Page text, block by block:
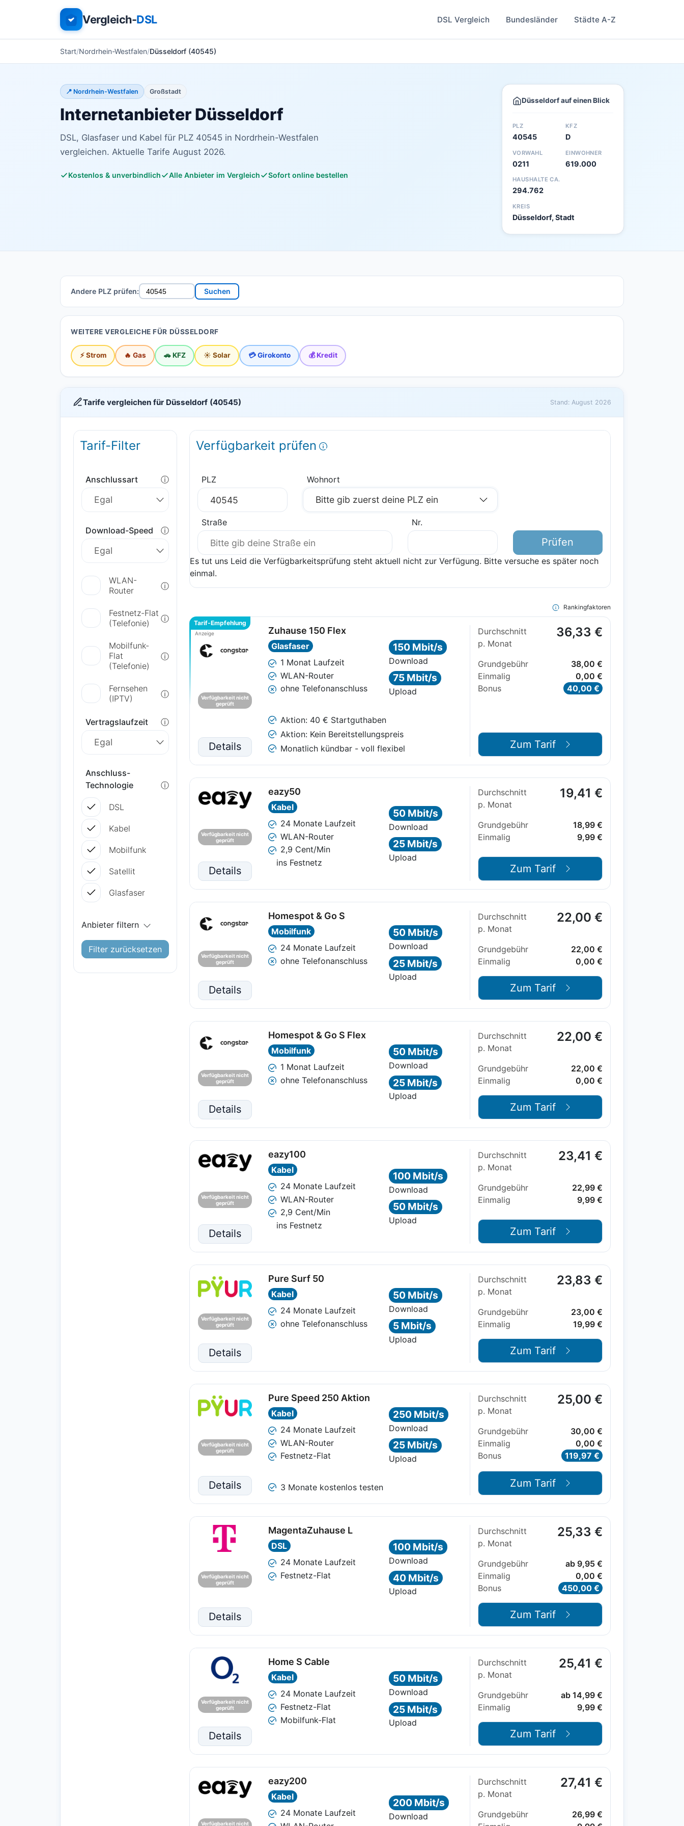
Vergleich-DSL DSL Vergleich Bundesländer Städte A-Z
Start Nordrhein-Westfalen Düsseldorf (40545)
📍 Nordrhein-Westfalen Großstadt
Internetanbieter Düsseldorf
DSL, Glasfaser und Kabel für PLZ 40545 in Nordrhein-Westfalen
vergleichen. Aktuelle Tarife August 2026.
Kostenlos & unverbindlich Alle Anbieter im Vergleich Sofort online bestellen
Düsseldorf auf einen Blick
PLZ
40545
KFZ
D
VORWAHL
0211
EINWOHNER
619.000
HAUSHALTE CA.
294.762
KREIS
Düsseldorf, Stadt
Andere PLZ prüfen: Suchen
WEITERE VERGLEICHE FÜR DÜSSELDORF
⚡ Strom 🔥 Gas 🚗 KFZ ☀️ Solar 💳 Girokonto 💰 Kredit
Tarife vergleichen für Düsseldorf (40545) Stand: August 2026